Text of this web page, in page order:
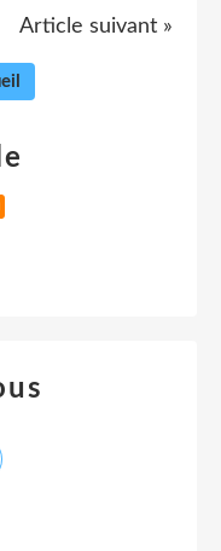
Article suivant »